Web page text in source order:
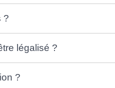
?
légalisé ?
?